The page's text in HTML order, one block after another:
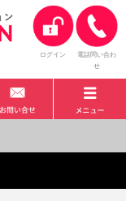
ログイン
電話問い合わ
せ